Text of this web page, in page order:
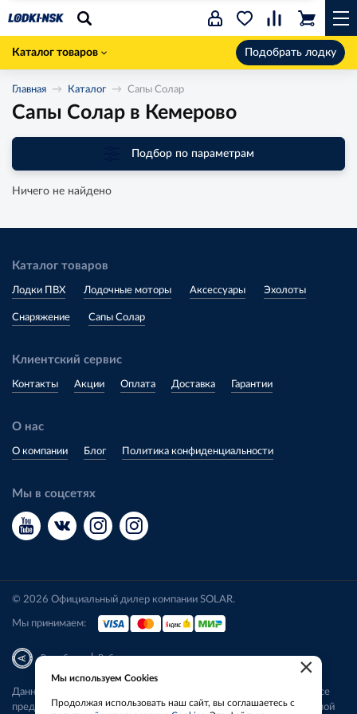
Каталог товаров Подобрать лодку
Главная Каталог Сапы Солар
Сапы Солар в Кемерово
Подбор по параметрам
Ничего не найдено
Каталог товаров
Лодки ПВХ Лодочные моторы Аксессуары Эхолоты
Снаряжение Сапы Солар
Клиентский сервис
Контакты Акции Оплата Доставка Гарантии
О нас
О компании Блог Политика конфиденциальности
Мы в соцсетях
© 2026 Официальный дилер компании SOLAR.
Мы принимаем:
Разработка|Веб-аналитика
Данный сайт носит исключительно информационный характер. Все
представленные предложения не являются офертой, определяемой
×
Мы используем Cookies
Продолжая использовать наш сайт, вы соглашаетесь с